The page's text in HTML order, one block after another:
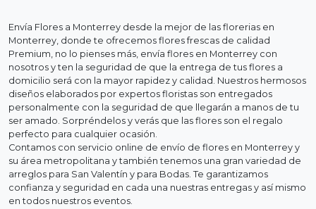
Envía Flores a Monterrey desde la mejor de las florerias en
Monterrey, donde te ofrecemos flores frescas de calidad
Premium, no lo pienses más, envía flores en Monterrey con
nosotros y ten la seguridad de que la entrega de tus flores a
domicilio será con la mayor rapidez y calidad. Nuestros hermosos
diseños elaborados por expertos floristas son entregados
personalmente con la seguridad de que llegarán a manos de tu
ser amado. Sorpréndelos y verás que las flores son el regalo
perfecto para cualquier ocasión.
Contamos con servicio online de envío de flores en Monterrey y
su área metropolitana y también tenemos una gran variedad de
arreglos para San Valentín y para Bodas. Te garantizamos
confianza y seguridad en cada una nuestras entregas y así mismo
en todos nuestros eventos.